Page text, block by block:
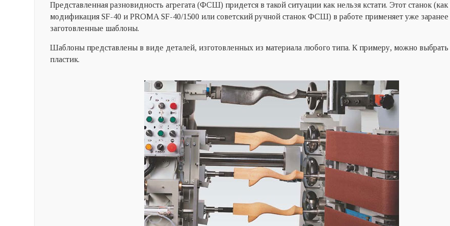
Представленная разновидность агрегата (ФСШ) придется в такой ситуации как нельзя кстати. Этот станок (как
модификация SF-40 и PROMA SF-40/1500 или советский ручной станок ФСШ) в работе применяет уже заранее
заготовленные шаблоны.
Шаблоны представлены в виде деталей, изготовленных из материала любого типа. К примеру, можно
пластик.